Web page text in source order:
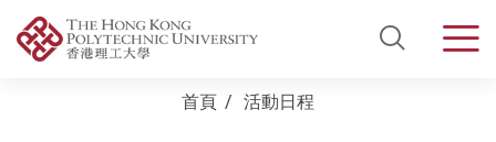
Open
首頁 活動日程